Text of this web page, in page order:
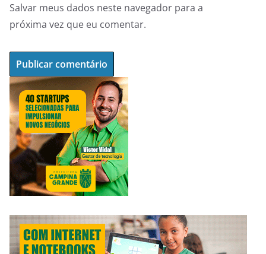
Salvar meus dados neste navegador para a
próxima vez que eu comentar.